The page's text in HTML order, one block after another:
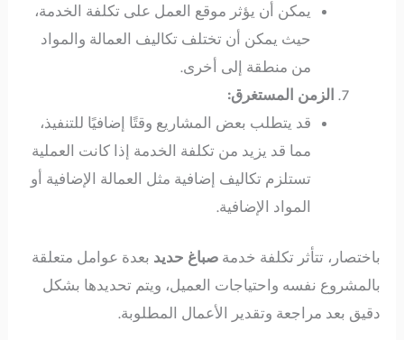
يمكن أن يؤثر موقع العمل على تكلفة الخدمة،
حيث يمكن أن تختلف تكاليف العمالة والمواد
من منطقة إلى أخرى.
الزمن المستغرق:
قد يتطلب بعض المشاريع وقتًا إضافيًا للتنفيذ،
مما قد يزيد من تكلفة الخدمة إذا كانت العملية
تستلزم تكاليف إضافية مثل العمالة الإضافية أو
المواد الإضافية.
باختصار، تتأثر تكلفة خدمةصباغ حديد بعدة عوامل متعلقة
بالمشروع نفسه واحتياجات العميل، ويتم تحديدها بشكل
دقيق بعد مراجعة وتقدير الأعمال المطلوبة.